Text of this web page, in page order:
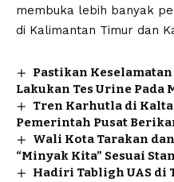
membuka lebih banyak
di Kalimantan Timur dan
Pastikan
Lakukan Tes Urine Pada
Tren Karhutla di
Pemerintah Pusat
Wali Kota Tarakan
“Minyak Kita” Sesuai
Hadiri Tabligh UAS di